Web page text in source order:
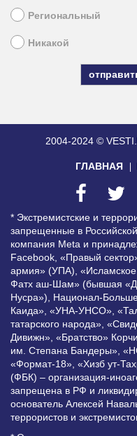
Региональный
Никакой
2004-2024 ©
ГЛАВНАЯ
* Экстремистские и
запрещенные в
компания Meta и
Facebook, «Правый
армия» (УПА), «Исламское
Фатх аш-Шам» (бывшая
Нусра»), Национал-
Каида», «УНА-УНСО»,
татарского народа»,
Дивижн», «Братство»
им. Степана Бандеры»,
«Формат-18», «Хизб ут-
(ФБК) – организация-
запрещена в РФ и
основатель Алексей
террористов и